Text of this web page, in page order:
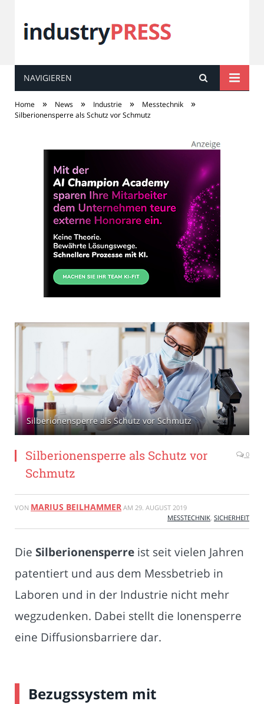
industryPRESS
NAVIGIEREN
Home » News » Industrie » Messtechnik »
Silberionensperre als Schutz vor Schmutz
Silberionensperre als Schutz vor Schmutz
Silberionensperre als Schutz vor
Schmutz
0
VON MARIUS BEILHAMMER AM 29. AUGUST 2019
MESSTECHNIK SICHERHEIT
Die Silberionensperre ist seit vielen Jahren
patentiert und aus dem Messbetrieb in
Laboren und in der Industrie nicht mehr
wegzudenken. Dabei stellt die Ionensperre
eine Diffusionsbarriere dar.
Bezugssystem mit